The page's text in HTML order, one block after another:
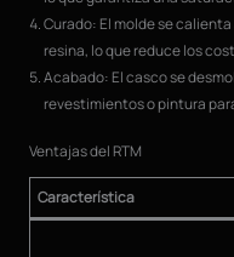
Curado: El molde se
resina, lo que reduce los
Acabado: El casco se
revestimientos o pintura
Ventajas del RTM
Característica